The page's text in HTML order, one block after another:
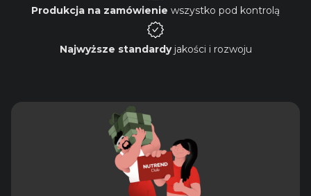
Produkcja na zamówienie wszystko pod kontrolą
Najwyższe standardyjakości i rozwoju